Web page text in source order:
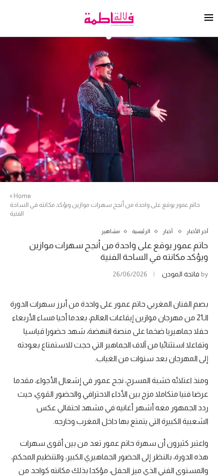
Home
»
حاتم عمور يوقع على واحدة من أنجح سهرات موازين ويؤكد مكانته في الساحة
الفنية
آخر الأخبار أخبار الرئيسية مشاهير
حاتم عمور يوقع على واحدة من أنجح سهرات موازين
ويؤكد مكانته في الساحة الفنية
by فاتحة المودن 26/06/2026
بصم الفنان المغربي حاتم عمور على واحدة من أبرز سهرات الدورة
الـ21 من مهرجان موازين إيقاعات العالم، بعدما أحيا مساء الأربعاء
حفلا جماهيريا ضخما على منصة النهضة، شهد حضورا قياسيا
وتفاعلا استثنائيا من آلاف الجماهير التي حجت للاستمتاع بعودته
إلى المهرجان بعد سنوات من الغياب.
ومنذ اعتلائه خشبة المسرح، نجح عمور في إشعال الأجواء، مقدما
عرضا فنيا متكاملا مزج بين الأداء الاحترافي والحضور القوي، حيث
ردد الجمهور معه أشهر أغانيه في مشهد احتفالي عكس
الشعبية الكبيرة التي يتمتع بها داخل المغرب وخارجه.
واعتبر كثيرون أن سهرة حاتم عمور تعد من بين أقوى سهرات
هذه الدورة، بالنظر إلى الحضور الجماهيري الكبير، والتنظيم المحكم،
والمستوى الفني الذي ميز الحفل، مؤكدا بذلك مكانته كواحد من